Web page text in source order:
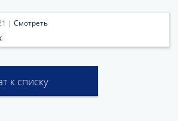
и общественные обсуждения
| Смотреть
к списку